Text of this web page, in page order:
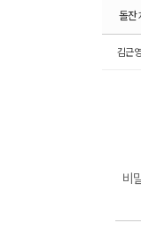
돌잔
김근
비